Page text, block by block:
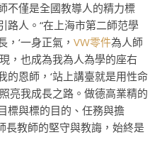
不僅是全國教導人的精力標
路人。“在上海市第二師范學
‘一身正氣， VW零件為人師
，也成為我為人為學的座右
的恩師，‘站上講臺就是用性命
亮我成長之路。做德高業精的
標與標的目的、任務與擔
長教師的堅守與教誨，始終是